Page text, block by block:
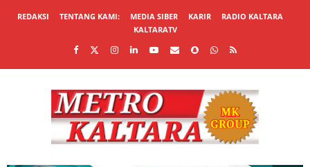
REDAKSI TENTANG KAMI: MEDIA SIBER KARIR
RADIO KALTARA
KALTARATV